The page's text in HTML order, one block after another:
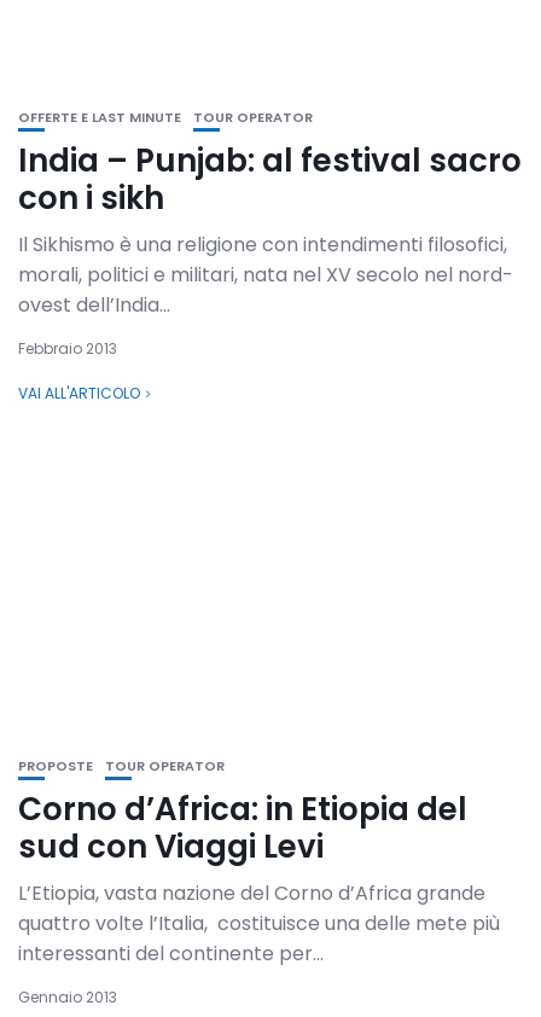
OFFERTE E LAST MINUTE TOUR OPERATOR
India – Punjab: al festival sacro
con i sikh
Il Sikhismo è una religione con intendimenti filosofici,
morali, politici e militari, nata nel XV secolo nel nord-
ovest dell’India...
Febbraio 2013
VAI ALL'ARTICOLO
PROPOSTE TOUR OPERATOR
Corno d’Africa: in Etiopia del
sud con Viaggi Levi
L’Etiopia, vasta nazione del Corno d’Africa grande
quattro volte l’Italia, costituisce una delle mete più
interessanti del continente per...
Gennaio 2013